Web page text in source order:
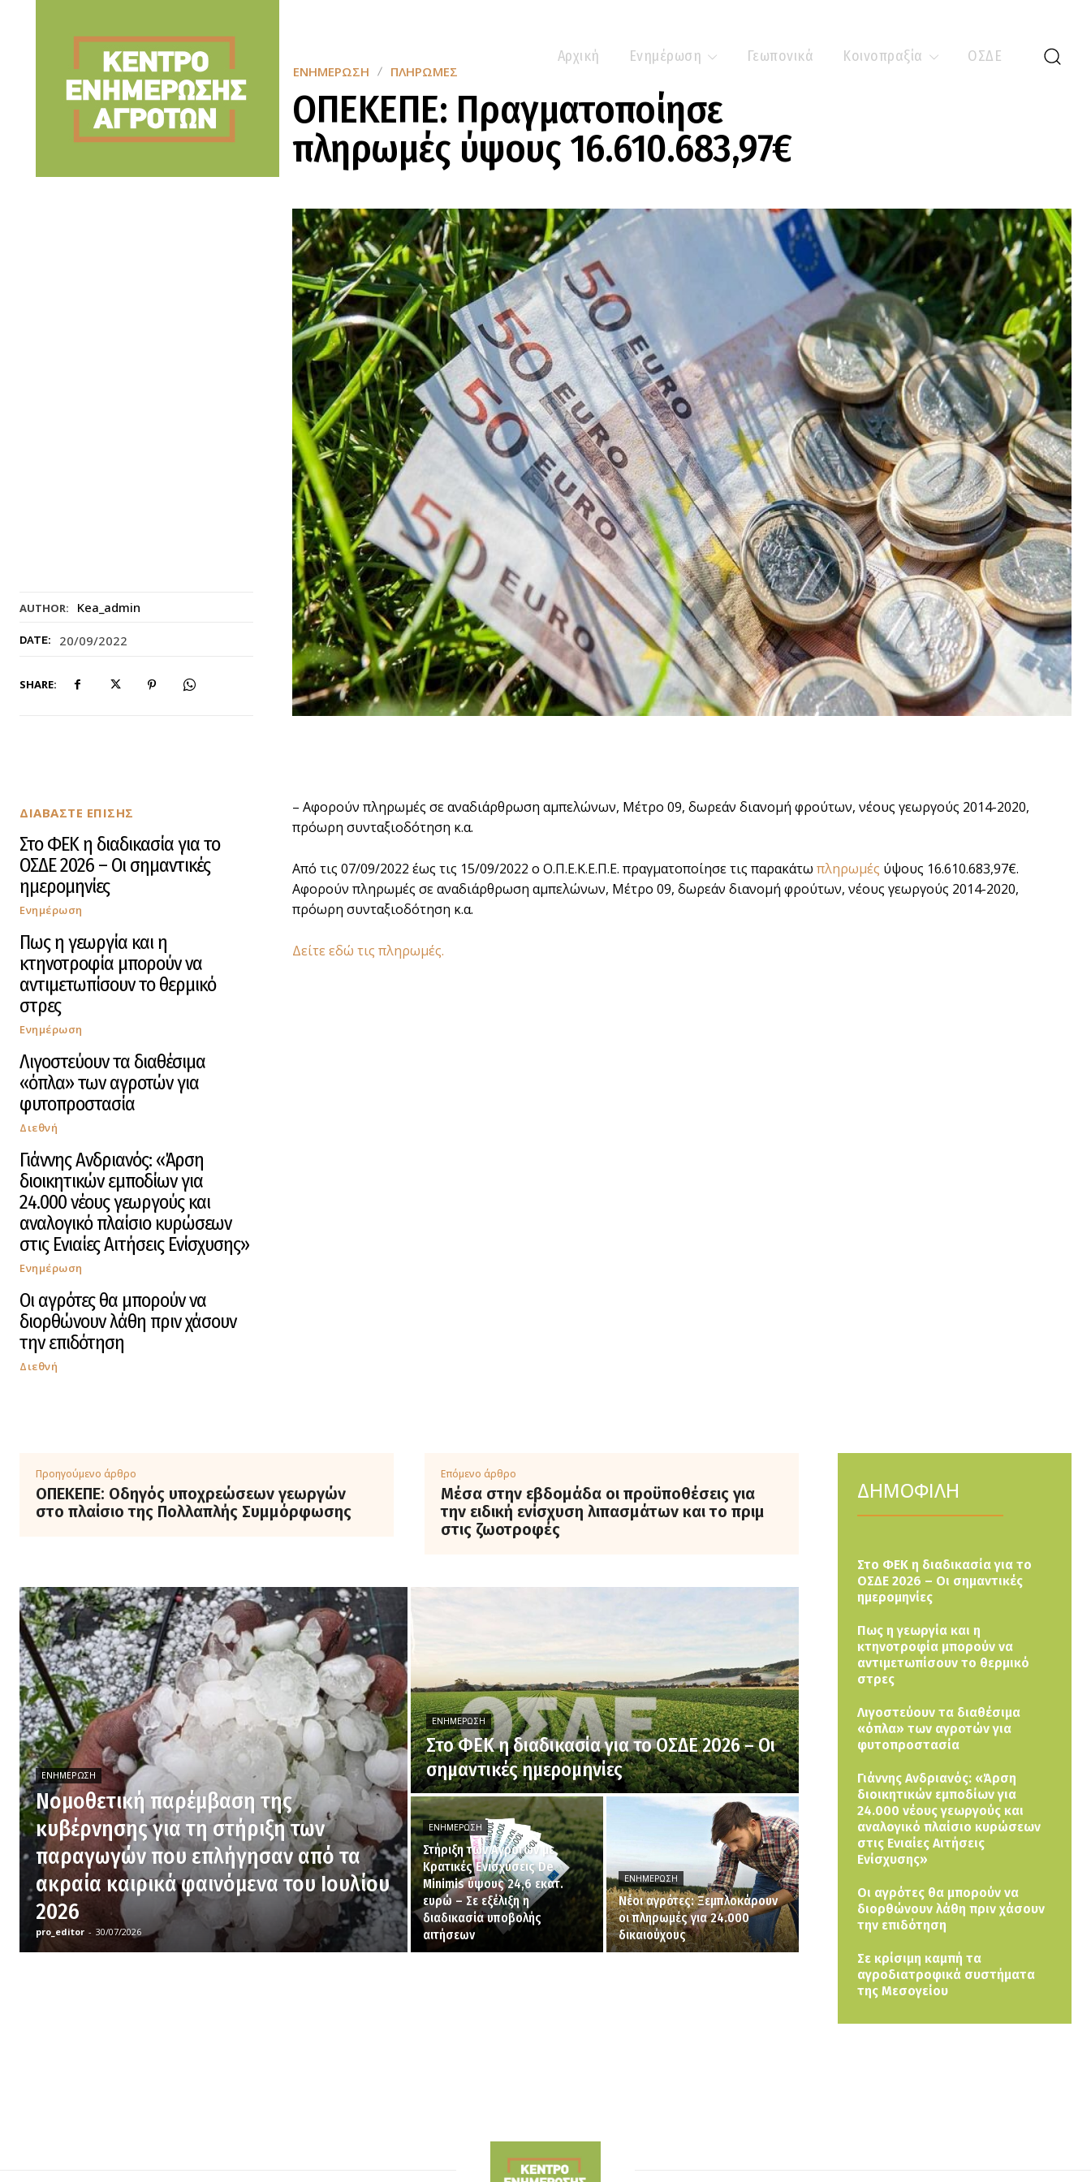
Αρχική Ενημέρωση Γεωπονικά Κοινοπραξία ΟΣΔΕ
AUTHOR: Kea_admin
DATE: 20/09/2022
SHARE:
ΕΝΗΜΈΡΩΣΗ ΠΛΗΡΩΜΈΣ
ΟΠΕΚΕΠΕ: Πραγματοποίησε
πληρωμές ύψους 16.610.683,97€
ΔΙΑΒΑΣΤΕ ΕΠΙΣΗΣ
Στο ΦΕΚ η διαδικασία για το
ΟΣΔΕ 2026 – Οι σημαντικές
ημερομηνίες
Ενημέρωση
Πως η γεωργία και η
κτηνοτροφία μπορούν να
αντιμετωπίσουν το θερμικό
στρες
Ενημέρωση
Λιγοστεύουν τα διαθέσιμα
«όπλα» των αγροτών για
φυτοπροστασία
Διεθνή
Γιάννης Ανδριανός: «Άρση
διοικητικών εμποδίων για
24.000 νέους γεωργούς και
αναλογικό πλαίσιο κυρώσεων
στις Ενιαίες Αιτήσεις Ενίσχυσης»
Ενημέρωση
Οι αγρότες θα μπορούν να
διορθώνουν λάθη πριν χάσουν
την επιδότηση
Διεθνή
– Αφορούν πληρωμές σε αναδιάρθρωση αμπελώνων, Μέτρο 09, δωρεάν διανομή φρούτων, νέους γεωργούς 2014-2020,
πρόωρη συνταξιοδότηση κ.α.
Από τις 07/09/2022 έως τις 15/09/2022 ο Ο.Π.Ε.Κ.Ε.Π.Ε. πραγματοποίησε τις παρακάτω πληρωμές ύψους 16.610.683,97€.
Αφορούν πληρωμές σε αναδιάρθρωση αμπελώνων, Μέτρο 09, δωρεάν διανομή φρούτων, νέους γεωργούς 2014-2020,
πρόωρη συνταξιοδότηση κ.α.
Δείτε εδώ τις πληρωμές.
Προηγούμενο άρθρο
ΟΠΕΚΕΠΕ: Οδηγός υποχρεώσεων γεωργών
στο πλαίσιο της Πολλαπλής Συμμόρφωσης
Επόμενο άρθρο
Μέσα στην εβδομάδα οι προϋποθέσεις για
την ειδική ενίσχυση λιπασμάτων και το πριμ
στις ζωοτροφές
ΕΝΗΜΈΡΩΣΗ
Νομοθετική παρέμβαση της
κυβέρνησης για τη στήριξη των
παραγωγών που επλήγησαν από τα
ακραία καιρικά φαινόμενα του Ιουλίου
2026
pro_editor - 30/07/2026
ΕΝΗΜΈΡΩΣΗ
Στο ΦΕΚ η διαδικασία για το ΟΣΔΕ 2026 – Οι
σημαντικές ημερομηνίες
ΕΝΗΜΈΡΩΣΗ
Στήριξη των Αγροτών με
Κρατικές Ενισχύσεις De
Minimis ύψους 24,6 εκατ.
ευρώ – Σε εξέλιξη η
διαδικασία υποβολής
αιτήσεων
ΕΝΗΜΈΡΩΣΗ
Νέοι αγρότες: Ξεμπλοκάρουν
οι πληρωμές για 24.000
δικαιούχους
ΔΗΜΟΦΙΛΗ
Στο ΦΕΚ η διαδικασία για το
ΟΣΔΕ 2026 – Οι σημαντικές
ημερομηνίες
Πως η γεωργία και η
κτηνοτροφία μπορούν να
αντιμετωπίσουν το θερμικό
στρες
Λιγοστεύουν τα διαθέσιμα
«όπλα» των αγροτών για
φυτοπροστασία
Γιάννης Ανδριανός: «Άρση
διοικητικών εμποδίων για
24.000 νέους γεωργούς και
αναλογικό πλαίσιο κυρώσεων
στις Ενιαίες Αιτήσεις
Ενίσχυσης»
Οι αγρότες θα μπορούν να
διορθώνουν λάθη πριν χάσουν
την επιδότηση
Σε κρίσιμη καμπή τα
αγροδιατροφικά συστήματα
της Μεσογείου